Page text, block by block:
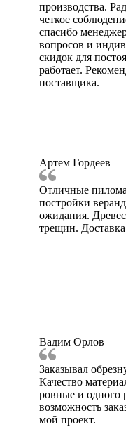
производства.
четкое
спасибо
вопросов и
скидок для
работает.
поставщика.
Артем Гордеев
Отличные
постройки
ожидания.
трещин.
Вадим Орлов
Заказывал
Качество
ровные и одного
возможность
мой проект.